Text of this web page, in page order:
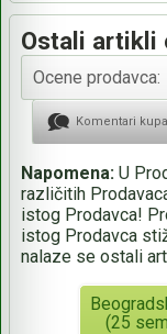
Ostali artikli
Ocene prodavca:
Komentari
Napomena: U
različitih
istog Prodavca!
istog Prodavca
nalaze se ostali
(25